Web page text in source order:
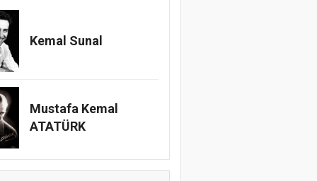
Kemal Sunal
Mustafa Kemal
ATATÜRK